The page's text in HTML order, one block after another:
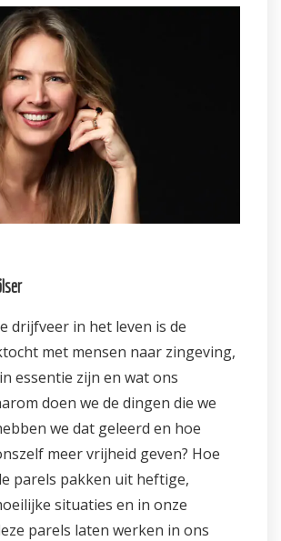
drijfveer in het leven is de
met mensen naar zingeving,
essentie zijn en wat ons
doen we de dingen die we
we dat geleerd en hoe
meer vrijheid geven? Hoe
parels pakken uit heftige,
situaties en in onze
parels laten werken in ons